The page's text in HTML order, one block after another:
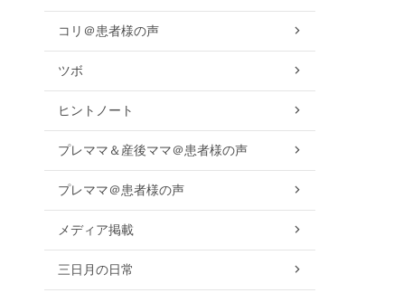
コリ＠患者様の声
ツボ
ヒントノート
プレママ＆産後ママ＠患者様の声
プレママ＠患者様の声
メディア掲載
三日月の日常